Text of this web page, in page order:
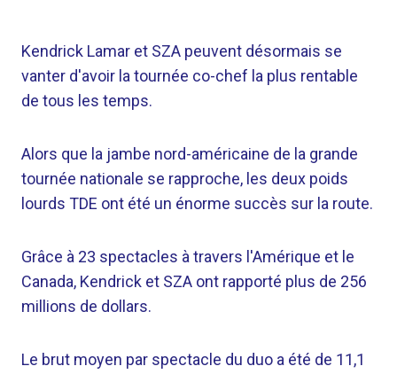
Kendrick Lamar et SZA peuvent désormais se
vanter d'avoir la tournée co-chef la plus rentable
de tous les temps.
Alors que la jambe nord-américaine de la grande
tournée nationale se rapproche, les deux poids
lourds TDE ont été un énorme succès sur la route.
Grâce à 23 spectacles à travers l'Amérique et le
Canada, Kendrick et SZA ont rapporté plus de 256
millions de dollars.
Le brut moyen par spectacle du duo a été de 11,1